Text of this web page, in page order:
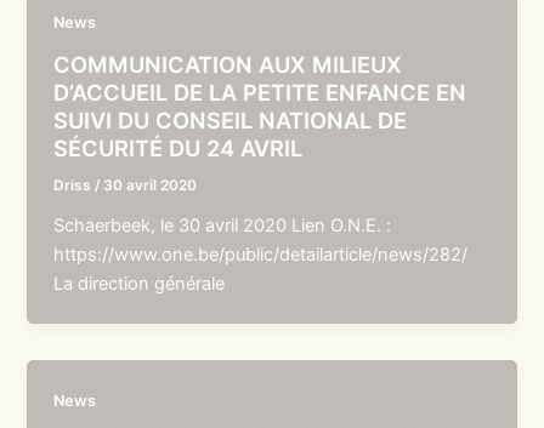
News
COMMUNICATION AUX MILIEUX
D’ACCUEIL DE LA PETITE ENFANCE EN
SUIVI DU CONSEIL NATIONAL DE
SÉCURITÉ DU 24 AVRIL
Driss / 30 avril 2020
Schaerbeek, le 30 avril 2020 Lien O.N.E. :
https://www.one.be/public/detailarticle/news/282/
La direction générale
News